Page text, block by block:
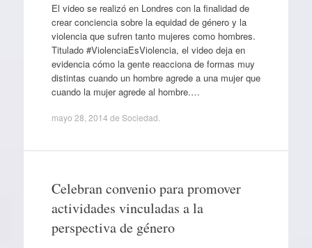
El video se realizó en Londres con la finalidad de
crear conciencia sobre la equidad de género y la
violencia que sufren tanto mujeres como hombres.
Titulado #ViolenciaEsViolencia, el video deja en
evidencia cómo la gente reacciona de formas muy
distintas cuando un hombre agrede a una mujer que
cuando la mujer agrede al hombre.…
mayo 28, 2014 de Sociedad
Celebran convenio para promover
actividades vinculadas a la
perspectiva de género